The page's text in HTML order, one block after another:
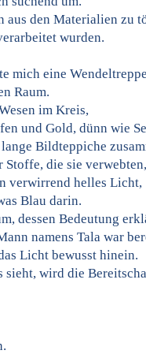
aus den Materialien zu
wurden.
mich eine
Raum.
im Kreis,
und Gold, dünn wie
Bildteppiche
Stoffe, die sie verwebten,
verwirrend helles Licht,
Blau darin.
dessen Bedeutung
namens Tala war
Licht bewusst hinein.
sieht, wird die